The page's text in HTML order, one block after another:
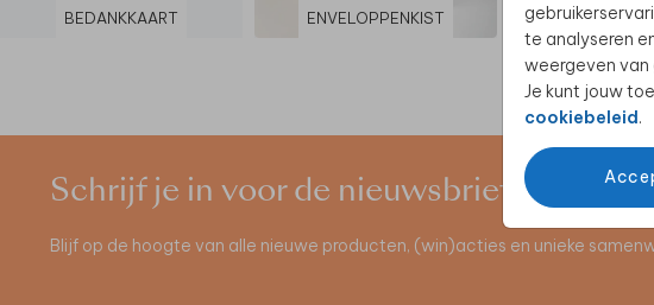
te analyseren
weergeven
Je kunt jouw
cookiebeleid.
BEDANKKAART ENVELOPPENKIST
Schrijf je in voor de nieuwsbrief
Blijf op de hoogte van alle nieuwe producten, (win)acties en unieke